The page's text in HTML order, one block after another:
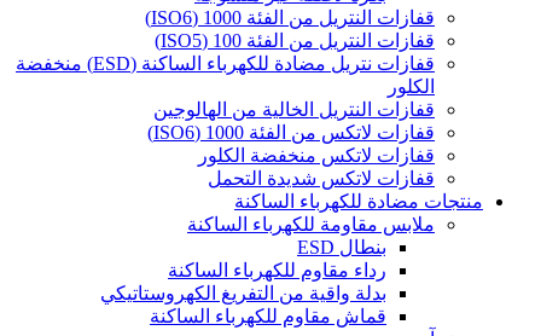
قفازات النتريل من الفئة 1000 (ISO6)
قفازات النتريل من الفئة 100 (ISO5)
قفازات نتريل مضادة للكهرباء الساكنة (ESD) منخفضة
الكلور
قفازات النتريل الخالية من الهالوجين
قفازات لاتكس من الفئة 1000 (ISO6)
قفازات لاتكس منخفضة الكلور
قفازات لاتكس شديدة التحمل
منتجات مضادة للكهرباء الساكنة
ملابس مقاومة للكهرباء الساكنة
بنطال ESD
رداء مقاوم للكهرباء الساكنة
بدلة واقية من التفريغ الكهروستاتيكي
قماش مقاوم للكهرباء الساكنة